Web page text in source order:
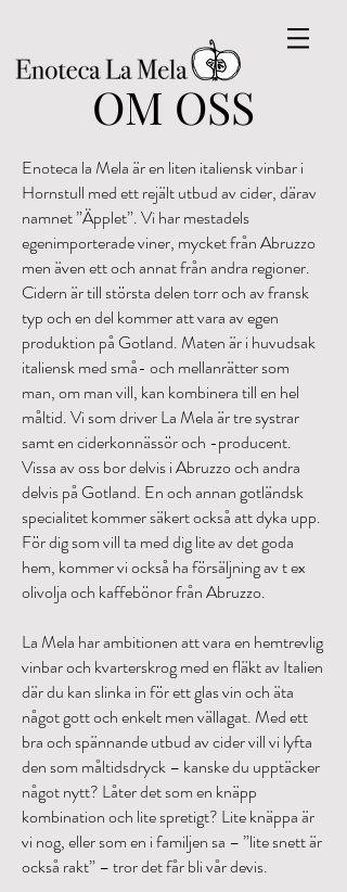
OM OSS
Enoteca la Mela är en liten italiensk vinbar i
Hornstull med ett rejält utbud av cider, därav
namnet ”Äpplet”. Vi har mestadels
egenimporterade viner, mycket från Abruzzo
men även ett och annat från andra regioner.
Cidern är till största delen torr och av fransk
typ och en del kommer att vara av egen
produktion på Gotland. Maten är i huvudsak
italiensk med små- och mellanrätter som
man, om man vill, kan kombinera till en hel
måltid. Vi som driver La Mela är tre systrar
samt en ciderkonnässör och -producent.
Vissa av oss bor delvis i Abruzzo och andra
delvis på Gotland. En och annan gotländsk
specialitet kommer säkert också att dyka upp.
För dig som vill ta med dig lite av det goda
hem, kommer vi också ha försäljning av t ex
olivolja och kaffebönor från Abruzzo.
La Mela har ambitionen att vara en hemtrevlig
vinbar och kvarterskrog med en fläkt av Italien
där du kan slinka in för ett glas vin och äta
något gott och enkelt men vällagat. Med ett
bra och spännande utbud av cider vill vi lyfta
den som måltidsdryck – kanske du upptäcker
något nytt? Låter det som en knäpp
kombination och lite spretigt? Lite knäppa är
vi nog, eller som en i familjen sa – ”lite snett är
också rakt” – tror det får bli vår devis.